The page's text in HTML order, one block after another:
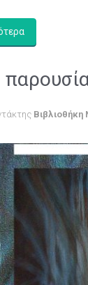
Βιβλιοθήκη